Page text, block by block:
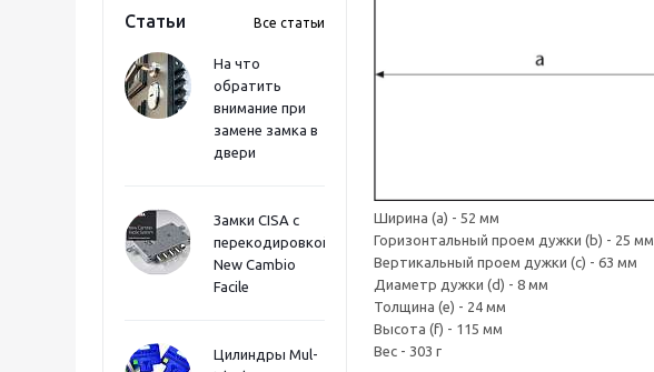
Статьи Все статьи
На что
обратить
внимание при
замене замка в
двери
Замки CISA с
перекодировкой
New Cambio
Facile
Цилиндры Mul-
Ширина (a) - 52 мм
Горизонтальный проем дужки (b) - 25 мм
Вертикальный проем дужки (c) - 63 мм
Диаметр дужки (d) - 8 мм
Толщина (e) - 24 мм
Высота (f) - 115 мм
Вес - 303 г